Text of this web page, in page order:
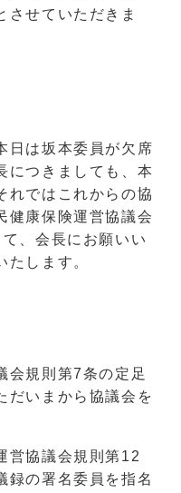
させていただきま
日は坂本委員が欠席
につきましても、本
れではこれからの協
健康保険運営協議会
、会長にお願いい
たします。
会規則第7条の定足
だいまから協議会を
営協議会規則第12
録の署名委員を指名